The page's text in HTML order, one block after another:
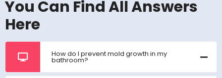
You Can Find All Answers
Here
How do I prevent mold growth in my
bathroom?